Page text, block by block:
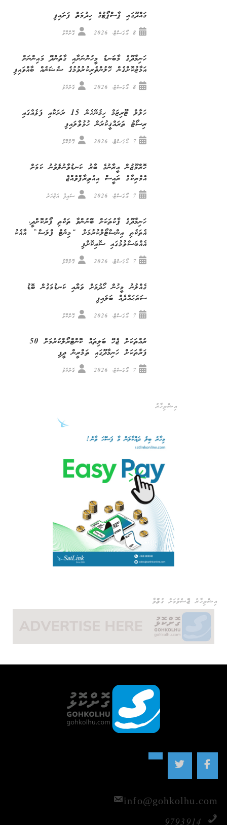
ގައްދޫގައި ޕާސްޕޯޓުގެ ހިދުމަތް ފަށައިފި
8 އޯގަސްޓް، 2026 ގޮށްކޮޅު
ހަނިމާދޫގެ މާބަނޑު މީހުންނަށާއި ގާތުންދޭ މައިންނަށް
އަމާޒުކޮށްގެން ހޭލުންތެރިކުރުވުމުގެ ސެޝަނެއް ބާއްވައިފި
8 އޯގަސްޓް، 2026 ގޮށްކޮޅު
ހަލާލް ޓޫރިޒަމް ހިމެނޭހެން 15 ރަށަކާއި ފަޅެއްގައި
ރިސޯޓު ތަރައްޤީކުރަން ހުޅުވާލައިފި
7 އޯގަސްޓް، 2026 ގޮށްކޮޅު
ހޮރްމޫޒުން އީރާނުގެ ބާރު ކަނޑުވާނުލެވުނު ކަމަށް
އެމެރިކާގެ ރައީސް އިއުތިރާފްވެއްޖެ
7 އޯގަސްޓް، 2026 ސައިފު އަޒުހަރު
ހަނިމާދޫގެ ޕާކުތަކަށް ބޭނުންވާ ތަކެތި ފޯރުކޮށްދީ،
އެތަކެތި އިންސްޓޯލްކުރުމަށް “މިނެޓް ޕްލަސް” އާއެކު
އެއްބަސްވުމުގައި ސޮއިކޮށްފި
7 އޯގަސްޓް، 2026 ގޮށްކޮޅު
ގެއްލުނު މީހުން ހޯދުމަށް ވަޔާއި ކަނޑުމަގުން ބޮޑު
ސަރަޙައްދެއް ބަލައިފި
7 އޯގަސްޓް، 2026 ގޮށްކޮޅު
ރުއްތަކަށް ޖެހޭ ބަލިތައް ކޮންޓްރޯލްކުރުމަށް 50
ފަރާތަކަށް ހަނިމާދޫގައި ތަމްރީން ދީފި
7 އޯގަސްޓް، 2026 ގޮށްކޮޅު
އިޝްތިހާރު
އިޝްތިހާރު ޖެއްސެވުމަށް ގުޅުއްވާ
info@gohkolhu.com